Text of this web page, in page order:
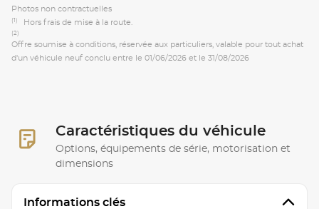
Photos non contractuelles
(1) Hors frais de mise à la route.
(2)
Offre soumise à conditions, réservée aux particuliers, valable pour tout achat
d'un véhicule neuf conclu entre le 01/06/2026 et le 31/08/2026
Caractéristiques du véhicule
Options, équipements de série, motorisation et
dimensions
Informations clés